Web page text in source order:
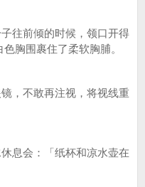
往前倾的时候，领口开得
胸围裹住了柔软胸脯。
，不敢再注视，将视线重
息会：「纸杯和凉水壶在